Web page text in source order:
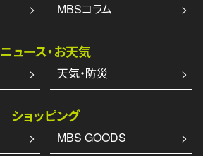
MBSコラム
ニュース・お天気
天気・防災
ショッピング
MBS GOODS